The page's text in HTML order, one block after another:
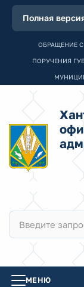
Полная
ОБРАЩЕНИЕ
ПОРУЧЕНИЯ
МЕНЮ